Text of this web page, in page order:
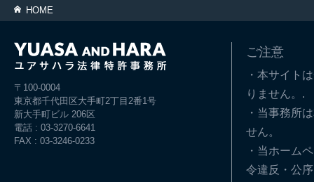
HOME
〒100-0004
東京都千代田区大手町2丁目2番1号
新大手町ビル 206区
電話 : 03-3270-6641
FAX : 03-3246-0233
ご注意
・本サイト
りません。.
・当事務所
せん。
・当ホーム
令違反・公